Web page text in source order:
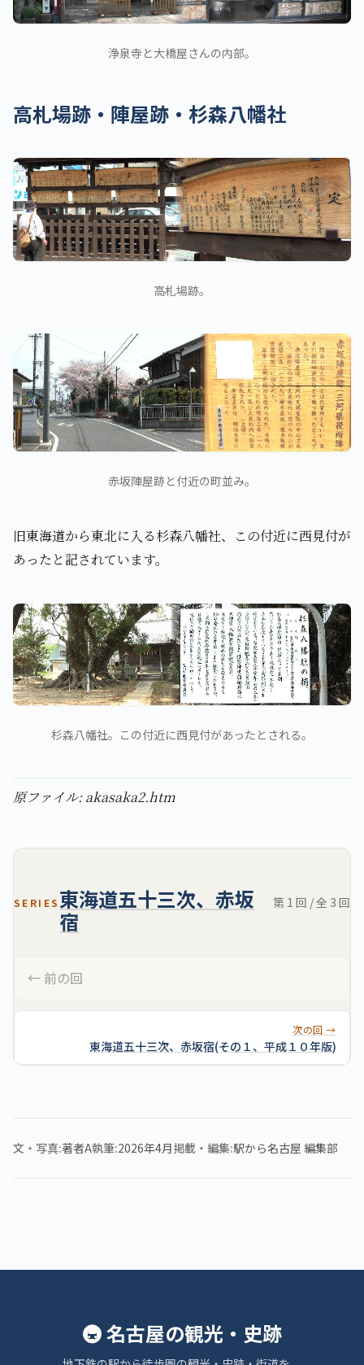
浄泉寺と大橋屋さんの内部。
高札場跡・陣屋跡・杉森八幡社
高札場跡。
赤坂陣屋跡と付近の町並み。
旧東海道から東北に入る杉森八幡社、この付近に西見付が
あったと記されています。
杉森八幡社。この付近に西見付があったとされる。
原ファイル: akasaka2.htm
SERIES 東海道五十三次、赤坂
宿
第 1 回 / 全 3 回
← 前の回
次の回 →
東海道五十三次、赤坂宿(その１、平成１０年版)
文・写真 著者A執筆 2026年4月掲載・編集 駅から名古屋 編集部
🚇 名古屋の観光・史跡